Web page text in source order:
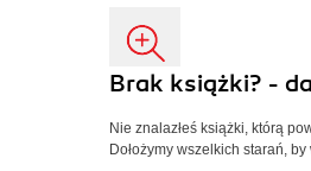
Brak książki? -
Nie znalazłeś książki, którą
Dołożymy wszelkich starań,